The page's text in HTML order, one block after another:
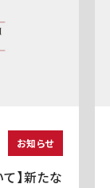
お知らせ
】新たな